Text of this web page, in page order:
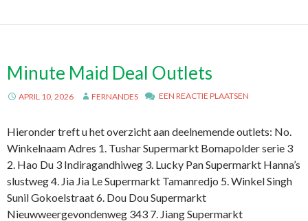
Minute Maid Deal Outlets
APRIL 10, 2026 FERNANDES EEN REACTIE PLAATSEN
Hieronder treft u het overzicht aan deelnemende outlets: No.
Winkelnaam Adres 1. Tushar Supermarkt Bomapolder serie 3
2. Hao Du 3 Indiragandhiweg 3. Lucky Pan Supermarkt Hanna’s
slustweg 4. Jia Jia Le Supermarkt Tamanredjo 5. Winkel Singh
Sunil Gokoelstraat 6. Dou Dou Supermarkt
Nieuwweergevondenweg 343 7. Jiang Supermarkt